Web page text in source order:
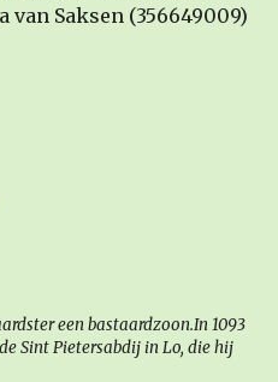
van Saksen (356649009)
een bastaardzoon.In 1093
Sint Pietersabdij in Lo, die hij